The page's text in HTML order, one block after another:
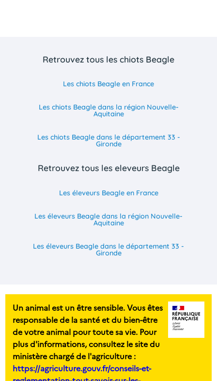
Retrouvez tous les chiots Beagle
Les chiots Beagle en France
Les chiots Beagle dans la région Nouvelle-
Aquitaine
Les chiots Beagle dans le département 33 -
Gironde
Retrouvez tous les eleveurs Beagle
Les éleveurs Beagle en France
Les éleveurs Beagle dans la région Nouvelle-
Aquitaine
Les éleveurs Beagle dans le département 33 -
Gironde
Un animal est un être sensible. Vous êtes
responsable de la santé et du bien-être
de votre animal pour toute sa vie. Pour
plus d'informations, consultez le site du
ministère chargé de l'agriculture :
https://agriculture.gouv.fr/conseils-et-